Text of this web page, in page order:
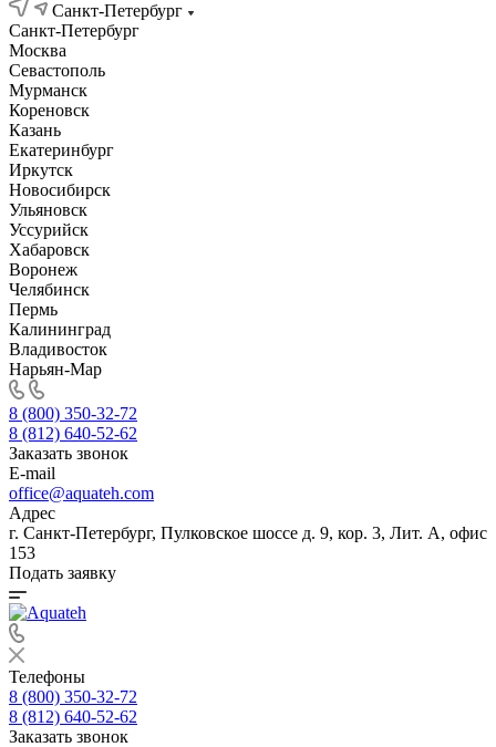
Санкт-Петербург
Санкт-Петербург
Москва
Севастополь
Мурманск
Кореновск
Казань
Екатеринбург
Иркутск
Новосибирск
Ульяновск
Уссурийск
Хабаровск
Воронеж
Челябинск
Пермь
Калининград
Владивосток
Нарьян-Мар
8 (800) 350-32-72
8 (812) 640-52-62
Заказать звонок
E-mail
office@aquateh.com
Адрес
г. Санкт-Петербург, Пулковское шоссе д. 9, кор. 3, Лит. А, офис
153
Подать заявку
Телефоны
8 (800) 350-32-72
8 (812) 640-52-62
Заказать звонок